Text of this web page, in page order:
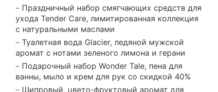
Праздничный набор смягчающих средств для
ухода Tender Care, лимитированная коллекция
с натуральными маслами
Туалетная вода Glacier, ледяной мужской
аромат с нотами зеленого лимона и герани
Подарочный набор Wonder Tale, пена для
ванны, мыло и крем для рук со скидкой 40%
Шипровый, цвето-фруктовый аромат для